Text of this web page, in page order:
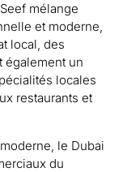
mélange
et moderne,
local, des
également un
locales
restaurants et
le Dubai
du